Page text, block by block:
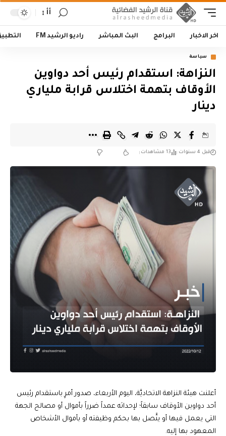
أأ
اخر الاخبار البرامج البث المباشر راديو الرشيد FM
سياسة
‏النزاهة: استقدام رئيس أحد دواوين
الأوقاف بتهمة اختلاس قرابة ملياري
دينار‬
قبل 4 سنوات 13 مشاهدات
أعلنت هيئة النزاهة الاتحاديَّة، اليوم الأربعاء، صدور أمرٍ باستقدام رئيس
أحد دواوين الأوقاف سابقاً؛ لإحداثه عمداً ضرراً بأموال أو مصالح الجهة
التي يعمل فيها أو يتَّصل بها بحكم وظيفته أو بأموال الأشخاص
المعهود بها إليه.